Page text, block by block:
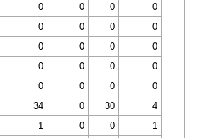
0 0 0
0
0 0 0
0
0 0 0
0
0 0 0
0
0 0 0
0
34 0 30
4
1 0 0
1